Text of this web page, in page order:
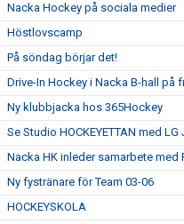
Nacka Hockey på sociala medier
Höstlovscamp
På söndag börjar det!
Drive-In Hockey i Nacka B-hall på
Ny klubbjacka hos 365Hockey
Se Studio HOCKEYETTAN med
Nacka HK inleder samarbete med
Ny fystränare för Team 03-06
HOCKEYSKOLA